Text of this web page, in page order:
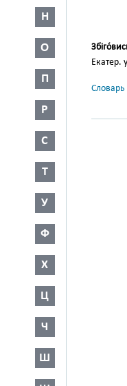
Н
О
П
Р
С
Т
У
Ф
Х
Ц
Ч
Ш
Екатер.
Словарь